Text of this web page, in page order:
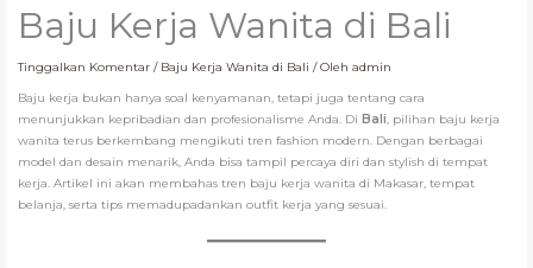
Baju Kerja Wanita di Bali
Tinggalkan Komentar / Baju Kerja Wanita di Bali / Olehadmin
Baju kerja bukan hanya soal kenyamanan, tetapi juga tentang cara
menunjukkan kepribadian dan profesionalisme Anda. Di Bali, pilihan baju kerja
wanita terus berkembang mengikuti tren fashion modern. Dengan berbagai
model dan desain menarik, Anda bisa tampil percaya diri dan stylish di tempat
kerja. Artikel ini akan membahas tren baju kerja wanita di Makasar, tempat
belanja, serta tips memadupadankan outfit kerja yang sesuai.